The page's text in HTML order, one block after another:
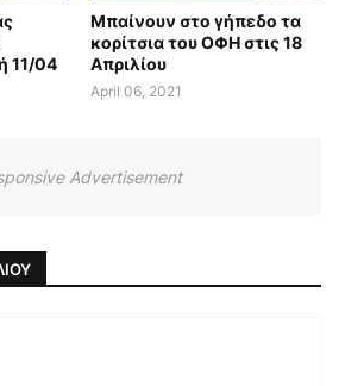
11/04
Μπαίνουν στο γήπεδο τα
κορίτσια του ΟΦΗ στις 18
Απριλίου
April 06, 2021
Advertisement